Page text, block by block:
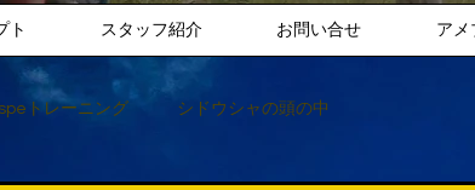
ト スタッフ紹介 お問い合せ アメ
トレーニング シドウシャの頭の中